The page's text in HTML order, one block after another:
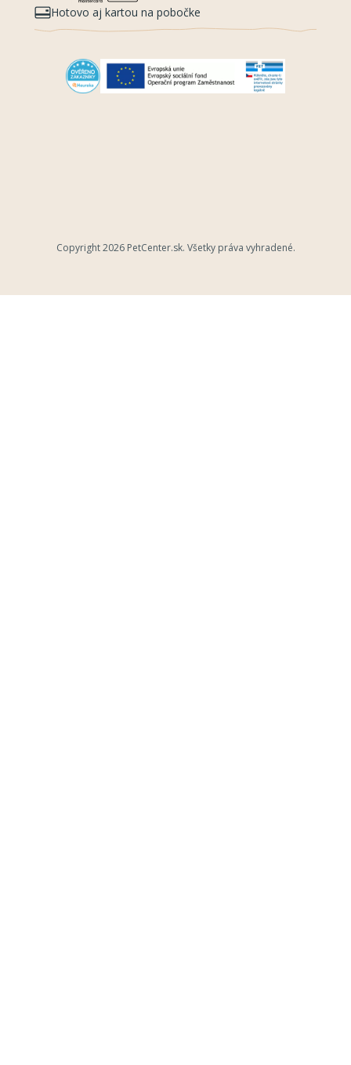
Hotovo aj kartou na pobočke
Copyright 2026 PetCenter.sk. Všetky práva vyhradené.